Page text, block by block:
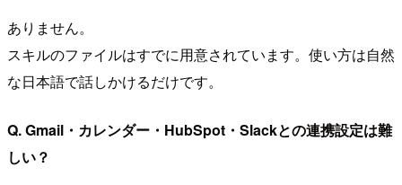
ありません。
スキルのファイルはすでに用意されています。使い方は自然
な日本語で話しかけるだけです。
Q. Gmail・カレンダー・HubSpot・Slackとの連携設定は難
しい？